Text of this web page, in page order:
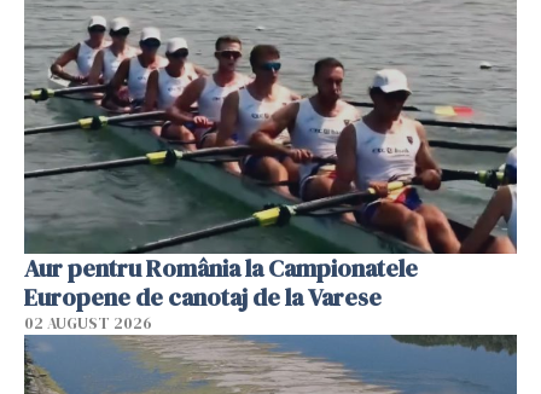
Aur pentru România la Campionatele
Europene de canotaj de la Varese
02 AUGUST 2026